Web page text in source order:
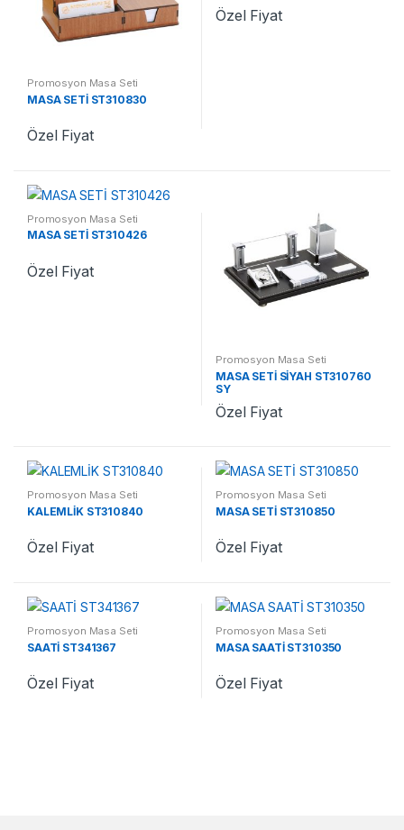
Promosyon Masa Seti
MASA SETİ ST310830
Özel Fiyat
Özel Fiyat
Promosyon Masa Seti
MASA SETİ ST310426
Özel Fiyat
Promosyon Masa Seti
MASA SETİ SİYAH ST310760
SY
Özel Fiyat
Promosyon Masa Seti
KALEMLİK ST310840
Özel Fiyat
Promosyon Masa Seti
MASA SETİ ST310850
Özel Fiyat
Promosyon Masa Seti
SAATİ ST341367
Özel Fiyat
Promosyon Masa Seti
MASA SAATİ ST310350
Özel Fiyat